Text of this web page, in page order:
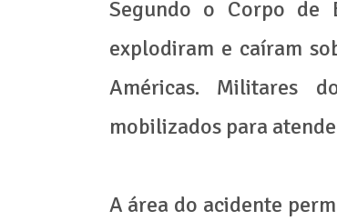
Segundo o Corpo de
explodiram e caíram
Américas. Militares
mobilizados para
A área do acidente